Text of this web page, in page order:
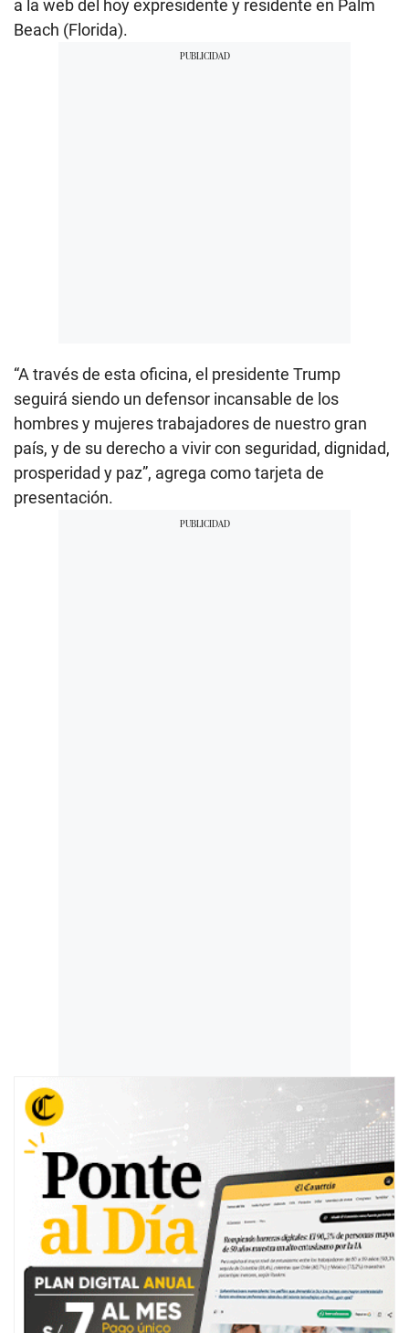
a la web del hoy expresidente y residente en Palm
Beach (Florida).
“A través de esta oficina, el presidente Trump
seguirá siendo un defensor incansable de los
hombres y mujeres trabajadores de nuestro gran
país, y de su derecho a vivir con seguridad, dignidad,
prosperidad y paz”, agrega como tarjeta de
presentación.